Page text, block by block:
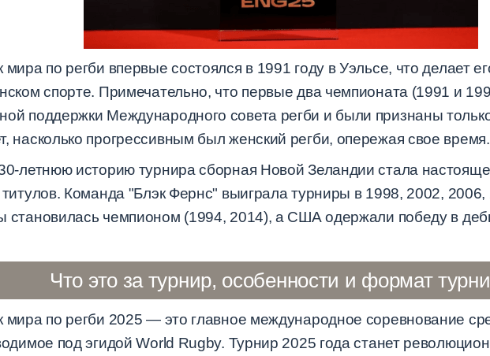
мира по регби впервые состоялся в 1991 году в Уэльсе, что делает
спорте. Примечательно, что первые два чемпионата (1991 и
поддержки Международного совета регби и были признаны
насколько прогрессивным был женский регби, опережая свое время.
летнюю историю турнира сборная Новой Зеландии стала
титулов. Команда "Блэк Фернс" выиграла турниры в 1998, 2002, 2006,
становилась чемпионом (1994, 2014), а США одержали победу в
Что это за турнир, особенности и формат
мира по регби 2025 — это главное международное соревнование
под эгидой World Rugby. Турнир 2025 года станет